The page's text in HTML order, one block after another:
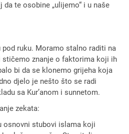
te osobine „ulijemo“ i u naše
ruku. Moramo stalno raditi na
znanje o faktorima koji ih
bi da se klonemo grijeha koja
djelo je nešto što se radi
sa Kur’anom i sunnetom.
zekata:
osnovni stubovi islama koji